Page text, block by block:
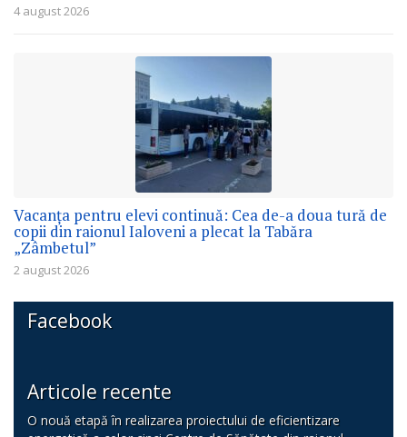
4 august 2026
Vacanța pentru elevi continuă: Cea de-a doua tură de
copii din raionul Ialoveni a plecat la Tabăra
„Zâmbetul”
2 august 2026
Facebook
Articole recente
O nouă etapă în realizarea proiectului de eficientizare